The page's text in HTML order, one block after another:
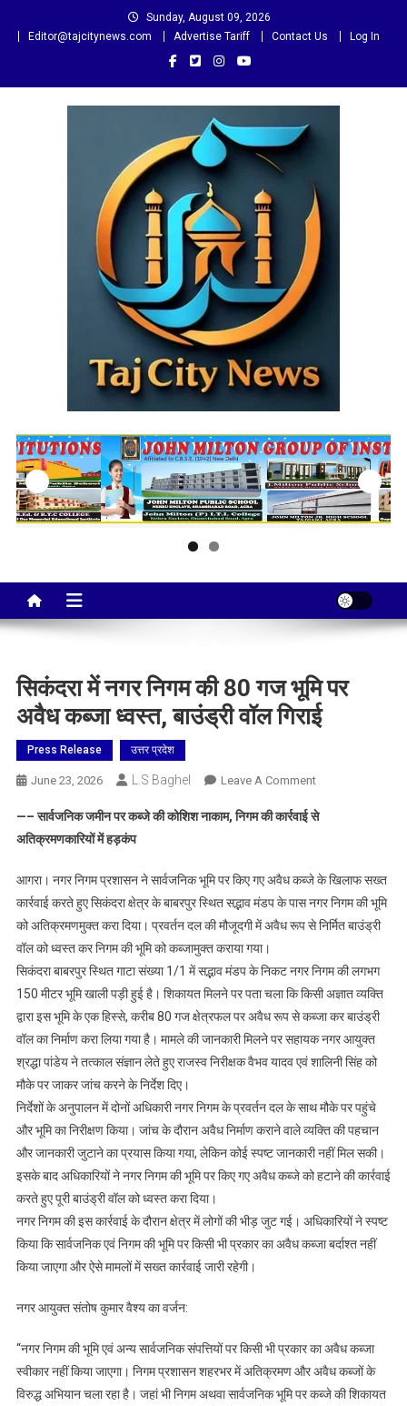
Sunday, August 09, 2026
Editor@tajcitynews.com
Advertise Tariff Contact Us Log In
Taj City News
सिकंदरा में नगर निगम की 80 गज भूमि पर
अवैध कब्जा ध्वस्त, बाउंड्री वॉल गिराई
Press Release उत्तर प्रदेश
June 23, 2026 L.S Baghel Leave A CommentOn
में
की
80
गज
पर
अवैध
कब्जा
बाउंड्री
—– सार्वजनिक जमीन पर कब्जे की कोशिश नाकाम, निगम की कार्रवाई से
अतिक्रमणकारियों में हड़कंप
आगरा। नगर निगम प्रशासन ने सार्वजनिक भूमि पर किए गए अवैध कब्जे के खिलाफ सख्त
कार्रवाई करते हुए सिकंदरा क्षेत्र के बाबरपुर स्थित सद्भाव मंडप के पास नगर निगम की भूमि
को अतिक्रमणमुक्त करा दिया। प्रवर्तन दल की मौजूदगी में अवैध रूप से निर्मित बाउंड्री
वॉल को ध्वस्त कर निगम की भूमि को कब्जामुक्त कराया गया।
सिकंदरा बाबरपुर स्थित गाटा संख्या 1/1 में सद्भाव मंडप के निकट नगर निगम की लगभग
150 मीटर भूमि खाली पड़ी हुई है। शिकायत मिलने पर पता चला कि किसी अज्ञात व्यक्ति
द्वारा इस भूमि के एक हिस्से, करीब 80 गज क्षेत्रफल पर अवैध रूप से कब्जा कर बाउंड्री
वॉल का निर्माण करा लिया गया है। मामले की जानकारी मिलने पर सहायक नगर आयुक्त
श्रद्धा पांडेय ने तत्काल संज्ञान लेते हुए राजस्व निरीक्षक वैभव यादव एवं शालिनी सिंह को
मौके पर जाकर जांच करने के निर्देश दिए।
निर्देशों के अनुपालन में दोनों अधिकारी नगर निगम के प्रवर्तन दल के साथ मौके पर पहुंचे
और भूमि का निरीक्षण किया। जांच के दौरान अवैध निर्माण कराने वाले व्यक्ति की पहचान
और जानकारी जुटाने का प्रयास किया गया, लेकिन कोई स्पष्ट जानकारी नहीं मिल सकी।
इसके बाद अधिकारियों ने नगर निगम की भूमि पर किए गए अवैध कब्जे को हटाने की कार्रवाई
करते हुए पूरी बाउंड्री वॉल को ध्वस्त करा दिया।
नगर निगम की इस कार्रवाई के दौरान क्षेत्र में लोगों की भीड़ जुट गई। अधिकारियों ने स्पष्ट
किया कि सार्वजनिक एवं निगम की भूमि पर किसी भी प्रकार का अवैध कब्जा बर्दाश्त नहीं
किया जाएगा और ऐसे मामलों में सख्त कार्रवाई जारी रहेगी।
नगर आयुक्त संतोष कुमार वैश्य का वर्जन:
“नगर निगम की भूमि एवं अन्य सार्वजनिक संपत्तियों पर किसी भी प्रकार का अवैध कब्जा
स्वीकार नहीं किया जाएगा। निगम प्रशासन शहरभर में अतिक्रमण और अवैध कब्जों के
विरुद्ध अभियान चला रहा है। जहां भी निगम अथवा सार्वजनिक भूमि पर कब्जे की शिकायत